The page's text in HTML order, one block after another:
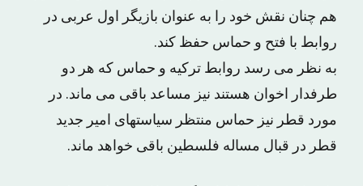
هم چنان نقش خود را به عنوان بازیگر اول عربى در
روابط با فتح و حماس حفظ کند.
به نظر مى رسد روابط ترکیه و حماس که هر دو
طرفدار اخوان هستند نیز مساعد باقى مى ماند. در
مورد قطر نیز حماس منتظر سیاستهاى امیر جدید
قطر در قبال مساله فلسطین باقى خواهد ماند.